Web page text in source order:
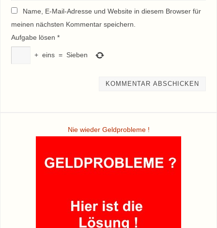
Name, E-Mail-Adresse und Website in diesem Browser für
meinen nächsten Kommentar speichern.
Aufgabe lösen *
+ eins = Sieben
Nie wieder Geldprobleme !